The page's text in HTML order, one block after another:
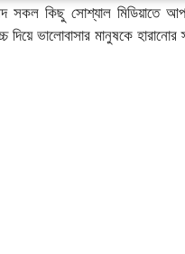
সকল কিছু সোশ্যাল মিডিয়াতে
দিয়ে ভালোবাসার মানুষকে